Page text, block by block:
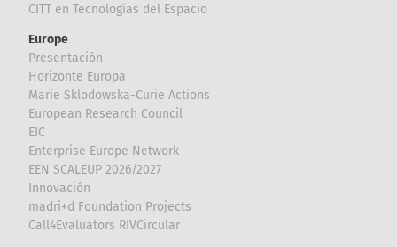
CITT en Tecnologías del Espacio
Europe
Presentación
Horizonte Europa
Marie Sklodowska-Curie Actions
European Research Council
EIC
Enterprise Europe Network
EEN SCALEUP 2026/2027
Innovación
madri+d Foundation Projects
Call4Evaluators RIVCircular